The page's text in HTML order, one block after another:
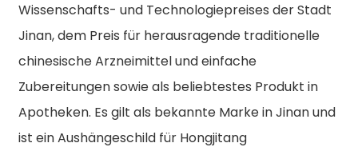
Wissenschafts- und Technologiepreises der Stadt
Jinan, dem Preis für herausragende traditionelle
chinesische Arzneimittel und einfache
Zubereitungen sowie als beliebtestes Produkt in
Apotheken. Es gilt als bekannte Marke in Jinan und
ist ein Aushängeschild für Hongjitang